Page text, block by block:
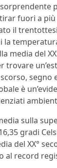
fuori a più
il
la
media del
trovare
segno
è
sulla
gradi
del XX°
al record